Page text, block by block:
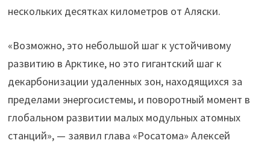
нескольких десятках километров от Аляски.
«Возможно, это небольшой шаг к устойчивому
развитию в Арктике, но это гигантский шаг к
декарбонизации удаленных зон, находящихся за
пределами энергосистемы, и поворотный момент в
глобальном развитии малых модульных атомных
станций», — заявил глава «Росатома» Алексей